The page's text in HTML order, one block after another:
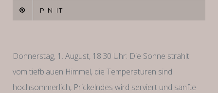
PIN IT
Donnerstag, 1. August, 18.30 Uhr: Die Sonne strahlt
vom tiefblauen Himmel, die Temperaturen sind
hochsommerlich, Prickelndes wird serviert und sanfte